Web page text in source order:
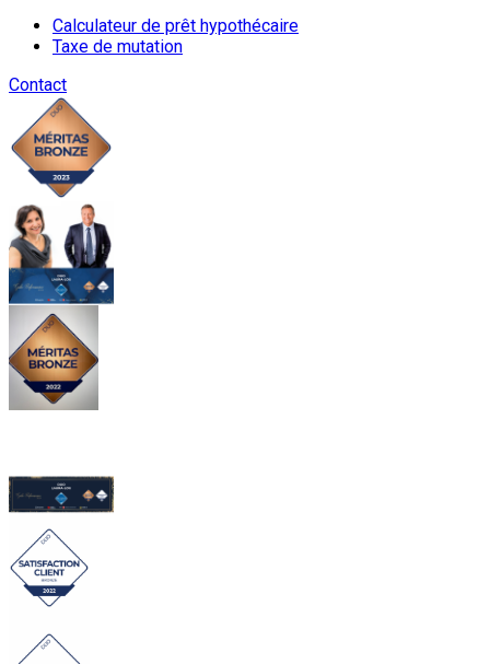
Calculateur de prêt hypothécaire
Taxe de mutation
Contact